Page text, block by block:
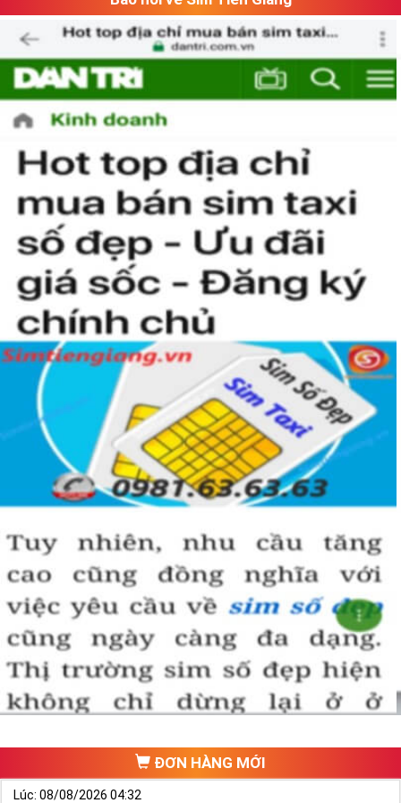
Hướng Dẫn Cách Chọn Mua Sim Hợp Mệnh Mộc
Sau đây là tổng hợp những cách chọn sim được những dẫn
chơi sim áp dụng rất nhiều trong việc chọn mua sim phong
thủy.
1. Quy luật tương sinh – tương khắc trong ngũ
hành
Ngũ hành tương sinh, ngũ hành tương khắc và hành của các
con số:
- Ngũ hành tương sinh: Kim sinh Thủy, Thủy sinh Mộc, Mộc
sinh Hỏa, Hỏa sinh Thổ, Thổ sinh Kim.
- Ngũ hành tương khắc: Kim khắc Mộc, Mộc khắc Thổ, Thổ
khắc Thủy, Thủy khắc Hỏa, Hỏa khắc Kim.
Hành thủy: Số 0, 1
Hành thổ: Số 2, 5, 8
Hành mộc: Số 3,4
Hành kim: Số 6,7
Hành hỏa: Số 9
2. Cách Chọn Sim Số Đẹp Cho Người Mệnh Mộc
Dựa vào đó bạn có thể luận giải sim số đẹp hợp mệnh Mộc là
sim có chứa các số 0,1,2,3,4, 0. Đây là những con số hợp
mệnh Mộc giúp cho chủ nhân khi chọn số sẽ ra những con số
ĐƠN HÀNG MỚI
Lúc: 08/08/2026 04:32